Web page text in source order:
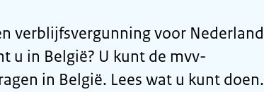
verblijfsvergunning voor Nederland
u in België? U kunt de mvv-
in België. Lees wat u kunt doen.